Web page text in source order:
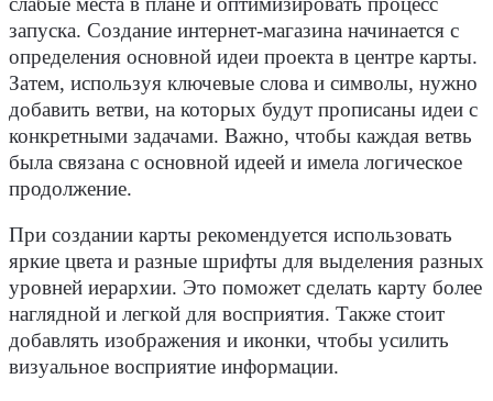
запуска. Создание интернет-магазина начинается с
определения основной идеи проекта в центре карты.
Затем, используя ключевые слова и символы, нужно
добавить ветви, на которых будут прописаны идеи с
конкретными задачами. Важно, чтобы каждая ветвь
была связана с основной идеей и имела логическое
продолжение.
При создании карты рекомендуется использовать
яркие цвета и разные шрифты для выделения разных
уровней иерархии. Это поможет сделать карту более
наглядной и легкой для восприятия. Также стоит
добавлять изображения и иконки, чтобы усилить
визуальное восприятие информации.